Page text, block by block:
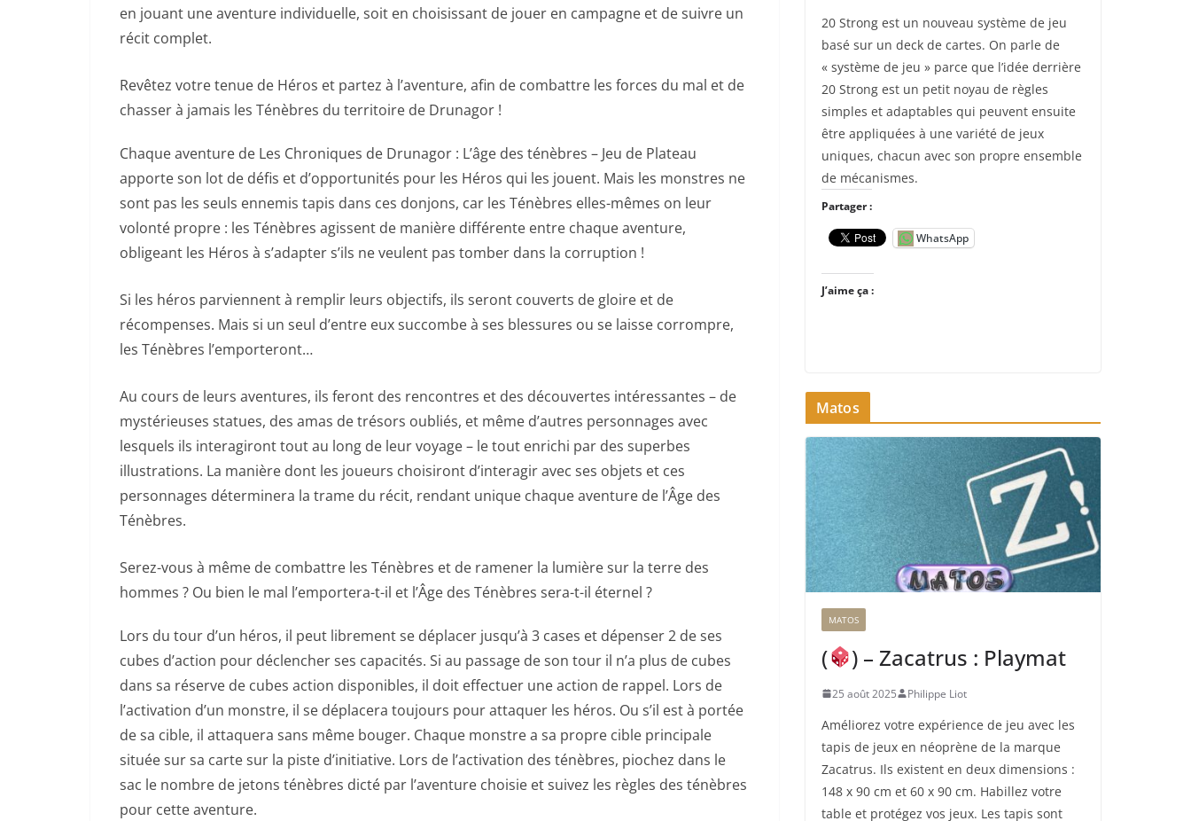
en jouant une aventure individuelle, soit en choisissant de jouer en campagne et de suivre un
récit complet.
Revêtez votre tenue de Héros et partez à l’aventure, afin de combattre les forces du mal et de
chasser à jamais les Ténèbres du territoire de Drunagor !
Chaque aventure de Les Chroniques de Drunagor : L’âge des ténèbres – Jeu de Plateau
apporte son lot de défis et d’opportunités pour les Héros qui les jouent. Mais les monstres ne
sont pas les seuls ennemis tapis dans ces donjons, car les Ténèbres elles-mêmes on leur
volonté propre : les Ténèbres agissent de manière différente entre chaque aventure,
obligeant les Héros à s’adapter s’ils ne veulent pas tomber dans la corruption !
Si les héros parviennent à remplir leurs objectifs, ils seront couverts de gloire et de
récompenses. Mais si un seul d’entre eux succombe à ses blessures ou se laisse corrompre,
les Ténèbres l’emporteront…
Au cours de leurs aventures, ils feront des rencontres et des découvertes intéressantes – de
mystérieuses statues, des amas de trésors oubliés, et même d’autres personnages avec
lesquels ils interagiront tout au long de leur voyage – le tout enrichi par des superbes
illustrations. La manière dont les joueurs choisiront d’interagir avec ses objets et ces
personnages déterminera la trame du récit, rendant unique chaque aventure de l’Âge des
Ténèbres.
Serez-vous à même de combattre les Ténèbres et de ramener la lumière sur la terre des
hommes ? Ou bien le mal l’emportera-t-il et l’Âge des Ténèbres sera-t-il éternel ?
Lors du tour d’un héros, il peut librement se déplacer jusqu’à 3 cases et dépenser 2 de ses
cubes d’action pour déclencher ses capacités. Si au passage de son tour il n’a plus de cubes
dans sa réserve de cubes action disponibles, il doit effectuer une action de rappel. Lors de
l’activation d’un monstre, il se déplacera toujours pour attaquer les héros. Ou s’il est à portée
de sa cible, il attaquera sans même bouger. Chaque monstre a sa propre cible principale
située sur sa carte sur la piste d’initiative. Lors de l’activation des ténèbres, piochez dans le
sac le nombre de jetons ténèbres dicté par l’aventure choisie et suivez les règles des ténèbres
pour cette aventure.
20 Strong est un nouveau système de jeu
basé sur un deck de cartes. On parle de
« système de jeu » parce que l’idée derrière
20 Strong est un petit noyau de règles
simples et adaptables qui peuvent ensuite
être appliquées à une variété de jeux
uniques, chacun avec son propre ensemble
de mécanismes.
Partager :
WhatsApp
J’aime ça :
Matos
MATOS
( ) – Zacatrus : Playmat
25 août 2025 Philippe Liot
Améliorez votre expérience de jeu avec les
tapis de jeux en néoprène de la marque
Zacatrus. Ils existent en deux dimensions :
148 x 90 cm et 60 x 90 cm. Habillez votre
table et protégez vos jeux. Les tapis sont